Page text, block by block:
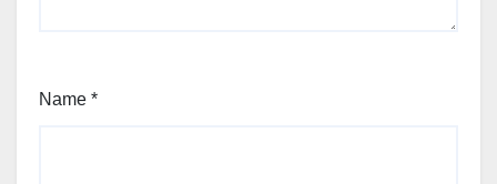
Name *